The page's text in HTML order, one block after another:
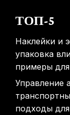
ТОП-5
Наклейки и
упаковка
примеры
Управление
подходы